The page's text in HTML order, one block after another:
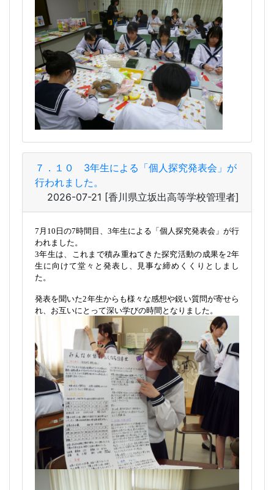
７．１０ 3年生による「個人探究発表会」が
行われました。
2026-07-21 [香川県立坂出高等学校管理者]
7月10日の7時間目、3年生による「個人探究発表会」が行
われました。
3年生は、これまで積み重ねてきた探究活動の成果を2年
生に向けて堂々と発表し、見事な締めくくりとしまし
た。
発表を聞いた2年生からも様々な感想や鋭い質問が寄せら
れ、お互いにとって深い学びの時間となりました。